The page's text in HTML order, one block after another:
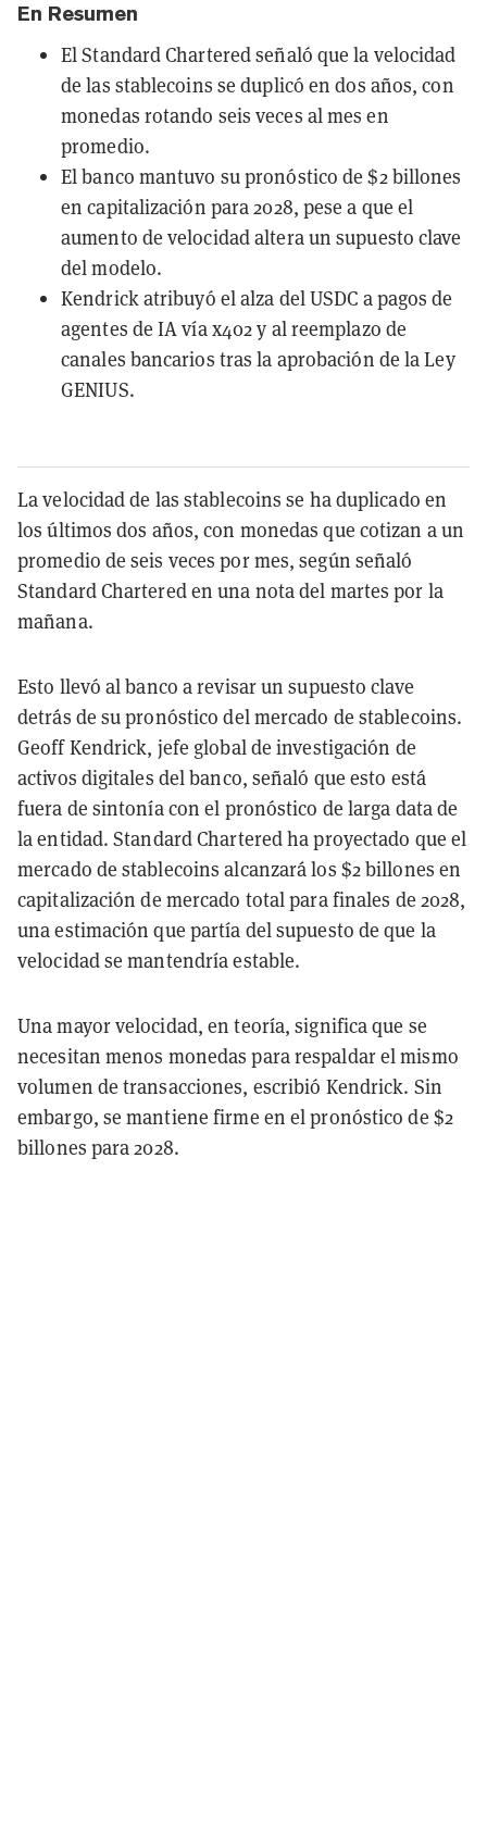
En Resumen
El Standard Chartered señaló que la velocidad
de las stablecoins se duplicó en dos años, con
monedas rotando seis veces al mes en
promedio.
El banco mantuvo su pronóstico de $2 billones
en capitalización para 2028, pese a que el
aumento de velocidad altera un supuesto clave
del modelo.
Kendrick atribuyó el alza del USDC a pagos de
agentes de IA vía x402 y al reemplazo de
canales bancarios tras la aprobación de la Ley
GENIUS.
La velocidad de las stablecoins se ha duplicado en
los últimos dos años, con monedas que cotizan a un
promedio de seis veces por mes, según señaló
Standard Chartered en una nota del martes por la
mañana.
Esto llevó al banco a revisar un supuesto clave
detrás de su pronóstico del mercado de stablecoins.
Geoff Kendrick, jefe global de investigación de
activos digitales del banco, señaló que esto está
fuera de sintonía con el pronóstico de larga data de
la entidad. Standard Chartered ha proyectado que el
mercado de stablecoins alcanzará los $2 billones en
capitalización de mercado total para finales de 2028,
una estimación que partía del supuesto de que la
velocidad se mantendría estable.
Una mayor velocidad, en teoría, significa que se
necesitan menos monedas para respaldar el mismo
volumen de transacciones, escribió Kendrick. Sin
embargo, se mantiene firme en el pronóstico de $2
billones para 2028.